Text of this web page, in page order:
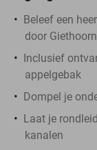
Beleef een
door Giethoorn
Inclusief
appelgebak
Dompel je
Laat je
kanalen